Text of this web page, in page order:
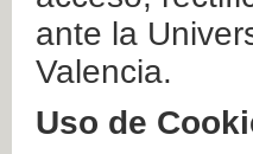
ante la
Valencia.
Uso de